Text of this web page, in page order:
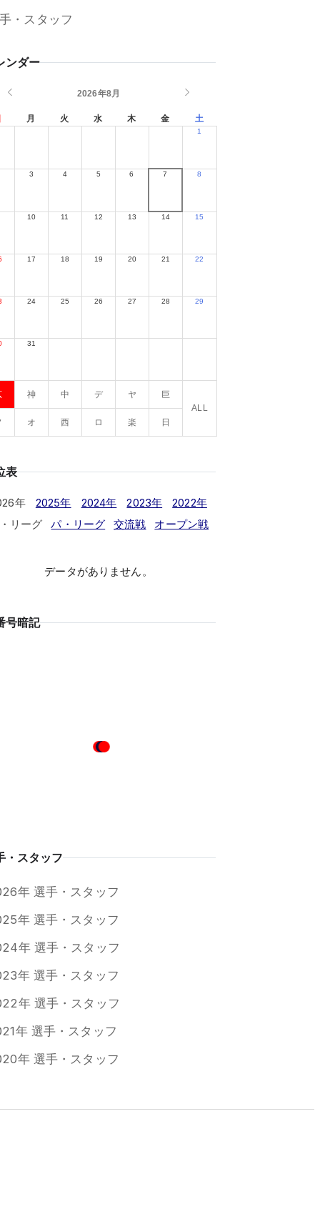
・スタッフ
ンダー
2026年8月
月 火 水 木 金 土
1
3 4 5 6 7 8
10 11 12 13 14 15
17 18 19 20 21 22
24 25 26 27 28 29
31
神 中 デ ヤ
巨
ALL
オ 西 ロ 楽 日
表
年 2025年 2024年 2023年
2022年
リーグ
パ・リーグ 交流戦 オープン戦
データがありません。
号暗記
・スタッフ
年 選手・スタッフ
年 選手・スタッフ
年 選手・スタッフ
年 選手・スタッフ
年 選手・スタッフ
年 選手・スタッフ
年 選手・スタッフ